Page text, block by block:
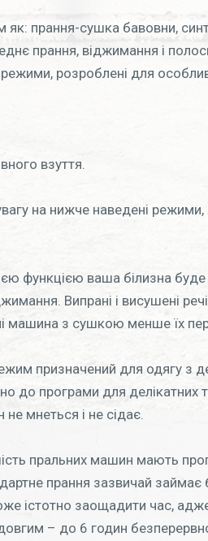
як: прання-сушка бавовни,
прання, віджимання і
розроблені для
взуття.
на нижче наведені режими,
функцією ваша білизна
Випрані і висушені
машина з сушкою менше їх
призначений для одягу з
до програми для делікатних
мнеться і не сідає.
пральних машин мають
прання зазвичай займає
істотно заощадити час,
– до 6 годин